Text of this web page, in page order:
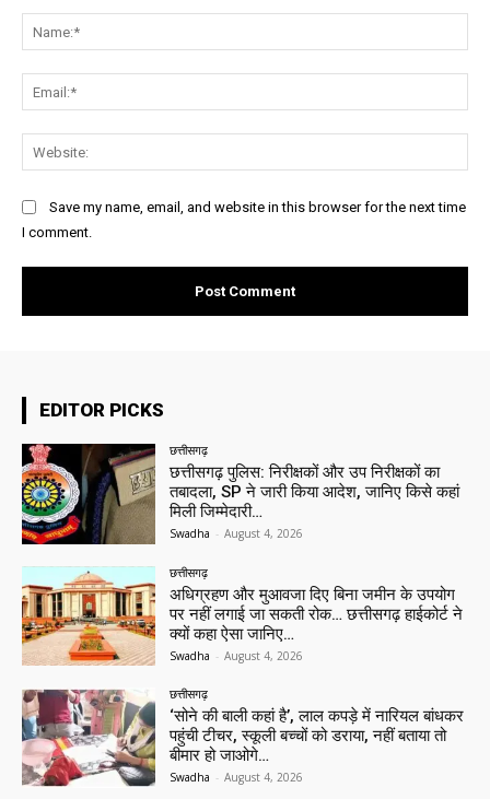
Save my name, email, and website in this browser for the next time
I comment.
EDITOR PICKS
छत्तीसगढ़
छत्तीसगढ़ पुलिस: निरीक्षकों और उप निरीक्षकों का
तबादला, SP ने जारी किया आदेश, जानिए किसे कहां
मिली जिम्मेदारी…
Swadha - August 4, 2026
छत्तीसगढ़
अधिग्रहण और मुआवजा दिए बिना जमीन के उपयोग
पर नहीं लगाई जा सकती रोक… छत्तीसगढ़ हाईकोर्ट ने
क्यों कहा ऐसा जानिए…
Swadha - August 4, 2026
छत्तीसगढ़
‘सोने की बाली कहां है’, लाल कपड़े में नारियल बांधकर
पहुंची टीचर, स्कूली बच्चों को डराया, नहीं बताया तो
बीमार हो जाओगे…
Swadha - August 4, 2026